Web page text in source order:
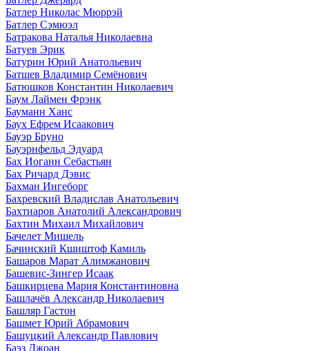
Батлер Николас Мюррэй
Батлер Сэмюэл
Батракова Наталья Николаевна
Батуев Эрик
Батурин Юрий Анатольевич
Батшев Владимир Семёнович
Батюшков Константин Николаевич
Баум Лаймен Фрэнк
Бауманн Ханс
Баух Ефрем Исаакович
Бауэр Бруно
Бауэрнфельд Эдуард
Бах Иоганн Себастьян
Бах Ричард Дэвис
Бахман Ингеборг
Бахревский Владислав Анатольевич
Бахтиаров Анатолий Александрович
Бахтин Михаил Михайлович
Бачелет Мишель
Бачинский Кшиштоф Камиль
Башаров Марат Алимжанович
Башевис-Зингер Исаак
Башкирцева Мария Константиновна
Башлачёв Александр Николаевич
Башляр Гастон
Башмет Юрий Абрамович
Башуцкий Александр Павлович
Баэз Джоан